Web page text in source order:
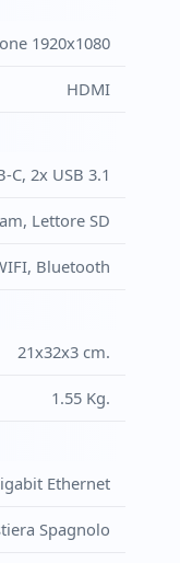
1920x1080
HDMI
C, 2x USB 3.1
Lettore SD
Bluetooth
21x32x3 cm.
1.55 Kg.
Ethernet
Spagnolo